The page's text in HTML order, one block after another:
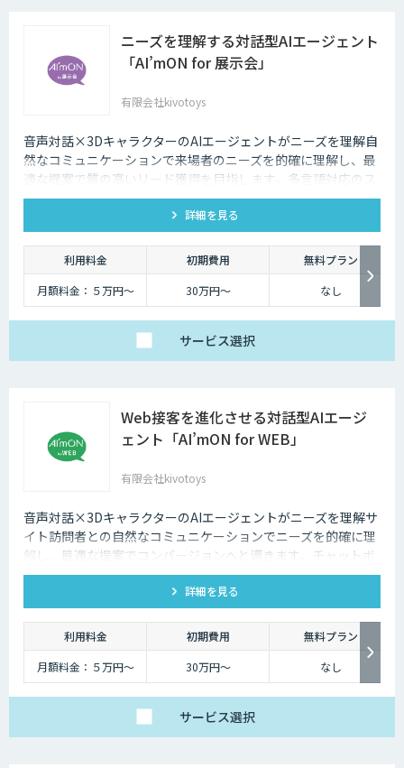
ニーズを理解する対話型AIエージェント
「AI’mON for 展示会」
有限会社kivotoys
音声対話×3DキャラクターのAIエージェントがニーズを理解自
然なコミュニケーションで来場者のニーズを的確に理解し、最
適な提案で質の高いリード獲得を目指します。多言語対応のス
タッフとして、人件費削減も実現。対話記録の取得・分析で展
示会後の追客も確実な成果へ。詳細を見る
利用料金 初期費用
無料プラン
月額料金：５万円〜
30万円〜 なし
サービス選択
Web接客を進化させる対話型AIエージ
ェント「AI’mON for WEB」
有限会社kivotoys
音声対話×3DキャラクターのAIエージェントがニーズを理解サ
イト訪問者との自然なコミュニケーションでニーズを的確に理
解し、最適な提案でコンバージョンへと導きます。チャットボ
ットを超えた最強のデジタル営業、デジタル広報担当です。
詳細を見る
利用料金 初期費用
無料プラン
月額料金：５万円〜
30万円〜 なし
サービス選択